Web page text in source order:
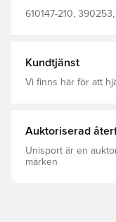
610147-210,
Kundtjänst
Vi finns här för att
Auktoriserad
Unisport är en
märken